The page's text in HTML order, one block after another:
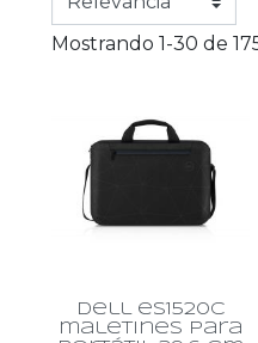
Mostrando 1-30 de
dell es1520c
maletines para